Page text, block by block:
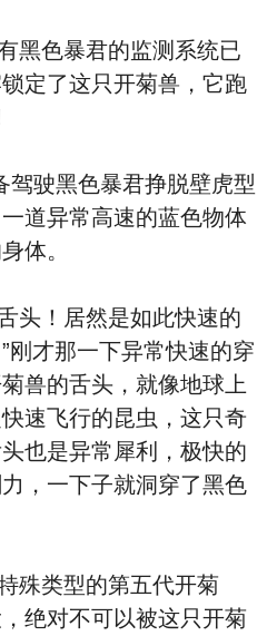
色暴君的监测系统已
定了这只开菊兽，它跑
驶黑色暴君挣脱壁虎型
道异常高速的蓝色物体
体。
！居然是如此快速的
刚才那一下异常快速的穿
兽的舌头，就像地球上
速飞行的昆虫，这只奇
也是异常犀利，极快的
，一下子就洞穿了黑色
类型的第五代开菊
绝对不可以被这只开菊